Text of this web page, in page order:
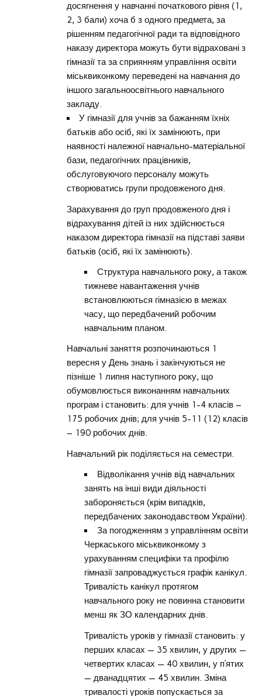
досягнення у навчанні початкового рівня (1,
2, 3 бали) хоча б з одного предмета, за
рішенням педагогічної ради та відповідного
наказу директора можуть бути відраховані з
гімназії та за сприянням управління освіти
міськвиконкому переведені на навчання до
іншого загальноосвітнього навчального
закладу.
У гімназії для учнів за бажанням їхніх
батьків або осіб, які їх замінюють, при
наявності належної навчально-матеріальної
бази, педагогічних працівників,
обслуговуючого персоналу можуть
створюватись групи продовженого дня.
Зарахування до груп продовженого дня і
відрахування дітей із них здійснюється
наказом директора гімназії на підставі заяви
батьків (осіб, які їх замінюють).
Структура навчального року, а також
тижневе навантаження учнів
встановлюються гімназією в межах
часу, що передбачений робочим
навчальним планом.
Навчальні заняття розпочинаються 1
вересня у День знань і закінчуються не
пізніше 1 липня наступного року, що
обумовлюється виконанням навчальних
програм і становить: для учнів 1-4 класів –
175 робочих днів; для учнів 5-11 (12) класів
– 190 робочих днів.
Навчальний рік поділяється на семестри.
Відволікання учнів від навчальних
занять на інші види діяльності
забороняється (крім випадків,
передбачених законодавством України).
За погодженням з управлінням освіти
Черкаського міськвиконкому з
урахуванням специфіки та профілю
гімназії запроваджується графік канікул.
Тривалість канікул протягом
навчального року не повинна становити
менш як ЗО календарних днів.
Тривалість уроків у гімназії становить: у
перших класах — 35 хвилин, у других —
четвертих класах — 40 хвилин, у п’ятих
— дванадцятих — 45 хвилин. Зміна
тривалості уроків попускається за